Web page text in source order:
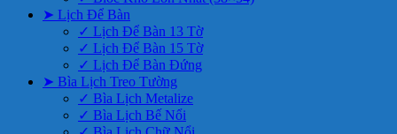
➤ Lịch Để Bàn
✓ Lịch Để Bàn 13 Tờ
✓ Lịch Để Bàn 15 Tờ
✓ Lịch Để Bàn Đứng
➤ Bìa Lịch Treo Tường
✓ Bìa Lịch Metalize
✓ Bìa Lịch Bế Nổi